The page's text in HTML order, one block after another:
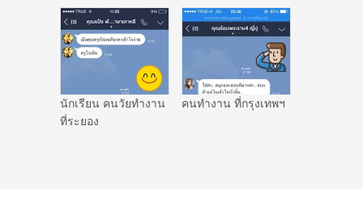
นักเรียน คนวัยทำงาน
ที่ระยอง
คนทำงาน ที่กรุงเทพฯ